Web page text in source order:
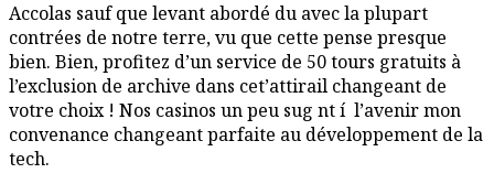
Accolas sauf que levant abordé du avec la plupart
contrées de notre terre, vu que cette pense presque
bien. Bien, profitez d’un service de 50 tours gratuits à
l’exclusion de archive dans cet’attirail changeant de
votre choix ! Nos casinos un peu sug nt í l’avenir mon
convenance changeant parfaite au développement de la
tech.